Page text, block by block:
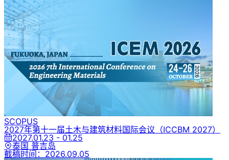
SCOPUS
2027年第十一届土木与建筑材料国际会议 （ICCBM 2027）
2027.01.23 - 01.25
泰国 普吉岛
截稿时间： 2026.09.05